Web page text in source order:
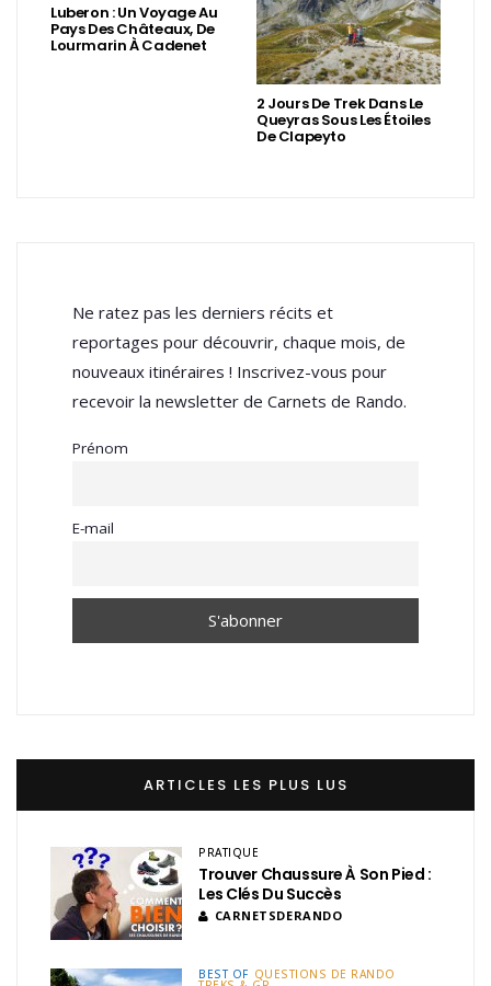
Luberon : Un Voyage Au
Pays Des Châteaux, De
Lourmarin À Cadenet
2 Jours De Trek Dans Le
Queyras Sous Les Étoiles
De Clapeyto
Ne ratez pas les derniers récits et
reportages pour découvrir, chaque mois, de
nouveaux itinéraires ! Inscrivez-vous pour
recevoir la newsletter de Carnets de Rando.
Prénom
E-mail
ARTICLES LES PLUS LUS
PRATIQUE
Trouver Chaussure À Son Pied :
Les Clés Du Succès
CARNETSDERANDO
BEST OF QUESTIONS DE RANDO